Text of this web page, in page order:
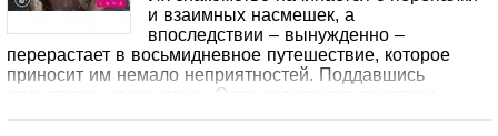
и взаимных насмешек, а
впоследствии – вынужденно –
перерастает в восьмидневное путешествие, которое
приносит им немало неприятностей. Поддавшись
магнетизму незнакомца, Одри совершает воистину